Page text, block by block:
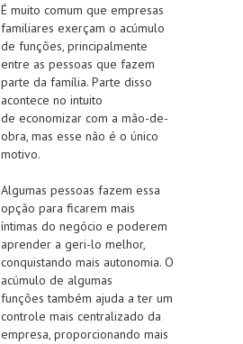
É muito comum que empresas
familiares exerçam o acúmulo
de funções, principalmente
entre as pessoas que fazem
parte da família. Parte disso
acontece no intuito
de economizar com a mão-de-
obra, mas esse não é o único
motivo.
Algumas pessoas fazem essa
opção para ficarem mais
íntimas do negócio e poderem
aprender a geri-lo melhor,
conquistando mais autonomia. O
acúmulo de algumas
funções também ajuda a ter um
controle mais centralizado da
empresa, proporcionando mais